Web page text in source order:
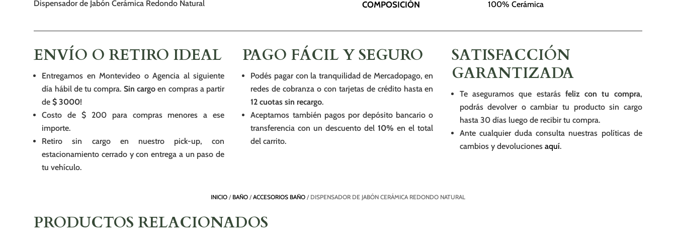
Dispensador de Jabón Cerámica Redondo Natural COMPOSICIÓN 100% Cerámica
ENVÍO O RETIRO IDEAL
Entregamos en Montevideo o Agencia al siguiente
día hábil de tu compra. Sin cargo en compras a partir
de $ 3000!
Costo de $ 200 para compras menores a ese
importe.
Retiro sin cargo en nuestro pick-up, con
estacionamiento cerrado y con entrega a un paso de
tu vehículo.
PAGO FÁCIL Y SEGURO
Podés pagar con la tranquilidad de Mercadopago, en
redes de cobranza o con tarjetas de crédito hasta en
12 cuotas sin recargo.
Aceptamos también pagos por depósito bancario o
transferencia con un descuento del10% en el total
del carrito.
SATISFACCIÓN
GARANTIZADA
Te aseguramos que estarás feliz con tu compra,
podrás devolver o cambiar tu producto sin cargo
hasta 30 días luego de recibir tu compra.
Ante cualquier duda consulta nuestras políticas de
cambios y devoluciones aquí.
INICIO / BAÑO / ACCESORIOS BAÑO / DISPENSADOR DE JABÓN CERÁMICA REDONDO NATURAL
PRODUCTOS RELACIONADOS